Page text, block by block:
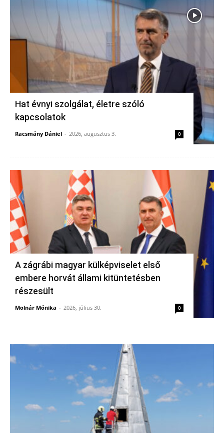
Hat évnyi szolgálat, életre szóló
kapcsolatok
Racsmány Dániel - 2026, augusztus 3. 0
A zágrábi magyar külképviselet első
embere horvát állami kitüntetésben
részesült
Molnár Mónika - 2026, július 30. 0